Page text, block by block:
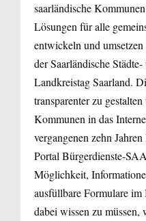
saarländische
Lösungen für alle
entwickeln und
der Saarländische
Landkreistag Saarland.
transparenter zu
Kommunen in das
vergangenen zehn
Portal Bürgerdienste-
Möglichkeit,
ausfüllbare Formulare im
dabei wissen zu